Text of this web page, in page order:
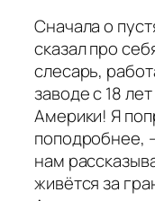
Сначала о
сказал про
слесарь,
заводе с 18
Америки! Я
поподробнее,
нам
живётся за